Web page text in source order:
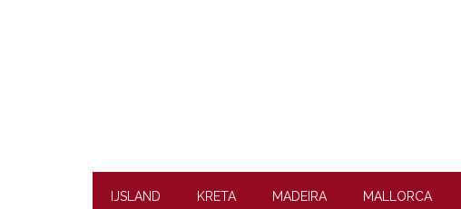
IJSLAND KRETA MADEIRA MALLORCA